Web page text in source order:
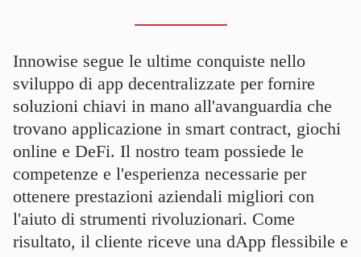
Innowise segue le ultime conquiste nello
sviluppo di app decentralizzate per fornire
soluzioni chiavi in mano all'avanguardia che
trovano applicazione in smart contract, giochi
online e DeFi. Il nostro team possiede le
competenze e l'esperienza necessarie per
ottenere prestazioni aziendali migliori con
l'aiuto di strumenti rivoluzionari. Come
risultato, il cliente riceve una dApp flessibile e